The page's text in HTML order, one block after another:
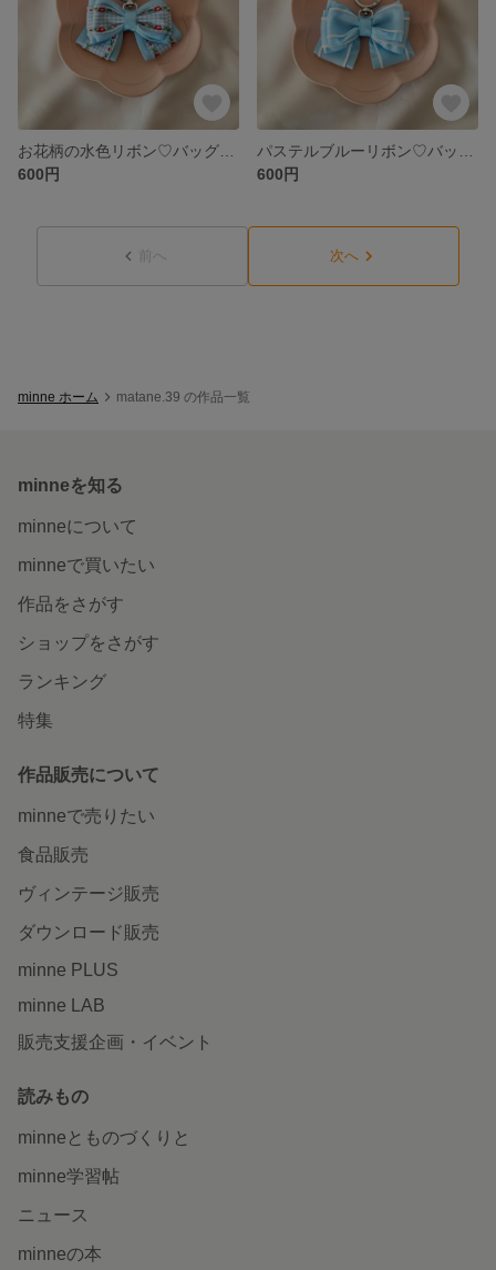
600円
600円
前へ 次へ
minne ホーム matane.39 の作品一覧
minneを知る
minneについて
minneで買いたい
作品をさがす
ショップをさがす
ランキング
特集
作品販売について
minneで売りたい
食品販売
ヴィンテージ販売
ダウンロード販売
minne PLUS
minne LAB
販売支援企画・イベント
読みもの
minneとものづくりと
minne学習帖
ニュース
minneの本